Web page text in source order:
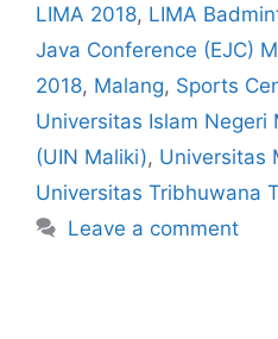
LIMA 2018, LIMA
Java Conference (EJC)
2018, Malang, Sports
Universitas Islam Negeri
(UIN Maliki), Universitas
Universitas Tribhuwana
Leave a comment